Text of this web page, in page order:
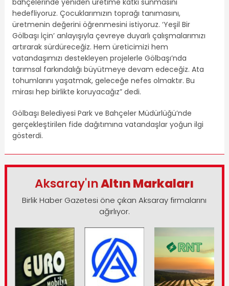
bahçelerinde yeniden üretime katkı sunmasını
hedefliyoruz. Çocuklarımızın toprağı tanımasını,
üretmenin değerini öğrenmesini istiyoruz. ‘Yeşil Bir
Gölbaşı İçin’ anlayışıyla çevreye duyarlı çalışmalarımızı
artırarak sürdüreceğiz. Hem üreticimizi hem
vatandaşımızı destekleyen projelerle Gölbaşı’nda
tarımsal farkındalığı büyütmeye devam edeceğiz. Ata
tohumlarını yaşatmak, geleceğe nefes olmaktır. Bu
mirası hep birlikte koruyacağız” dedi.
Gölbaşı Belediyesi Park ve Bahçeler Müdürlüğü’nde
gerçekleştirilen fide dağıtımına vatandaşlar yoğun ilgi
gösterdi.
Aksaray'ınAltın Markaları
Birlik Haber Gazetesi öne çıkan Aksaray firmalarını
ağırlıyor.